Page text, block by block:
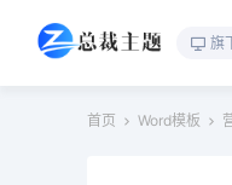
旗
首页 Word模板